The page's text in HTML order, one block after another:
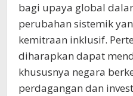
bagi upaya global
perubahan sistemik
kemitraan inklusif.
diharapkan dapat
khususnya negara
perdagangan dan